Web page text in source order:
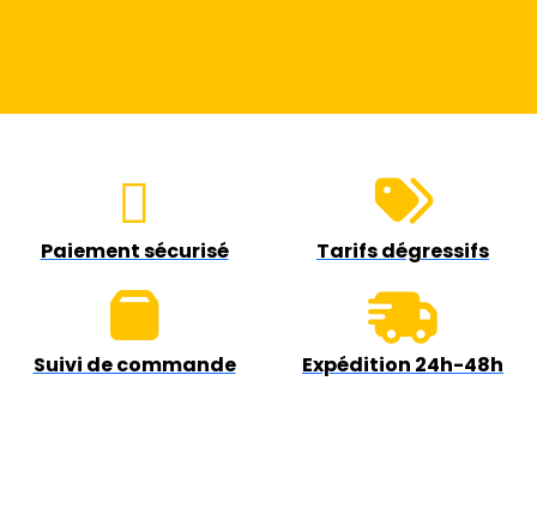
Paiement sécurisé Tarifs dégressifs
Suivi de commande Expédition 24h-48h